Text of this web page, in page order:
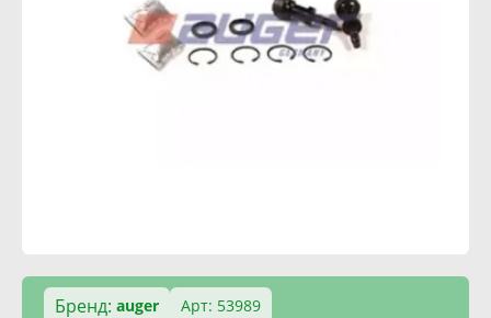
Бренд: auger
Арт: 53989